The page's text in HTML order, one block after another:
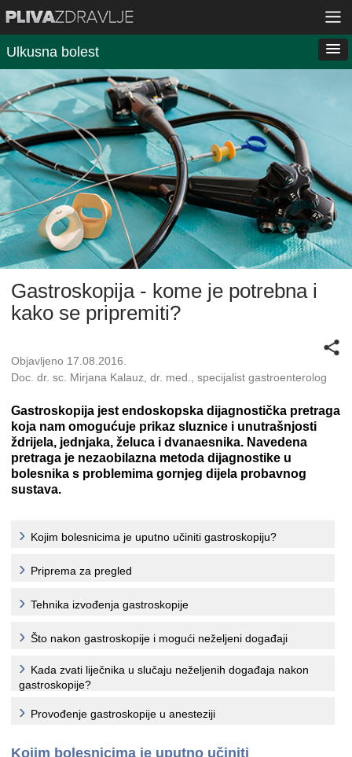
Ulkusna bolest
Gastroskopija - kome je potrebna i
kako se pripremiti?
Objavljeno 17.08.2016.
Doc. dr. sc. Mirjana Kalauz, dr. med., specijalist gastroenterolog
Gastroskopija jest endoskopska dijagnostička pretraga
koja nam omogućuje prikaz sluznice i unutrašnjosti
ždrijela, jednjaka, želuca i dvanaesnika. Navedena
pretraga je nezaobilazna metoda dijagnostike u
bolesnika s problemima gornjeg dijela probavnog
sustava.
Kojim bolesnicima je uputno učiniti gastroskopiju?
Priprema za pregled
Tehnika izvođenja gastroskopije
Što nakon gastroskopije i mogući neželjeni događaji
Kada zvati liječnika u slučaju neželjenih događaja nakon
gastroskopije?
Provođenje gastroskopije u anesteziji
Kojim bolesnicima je uputno učiniti